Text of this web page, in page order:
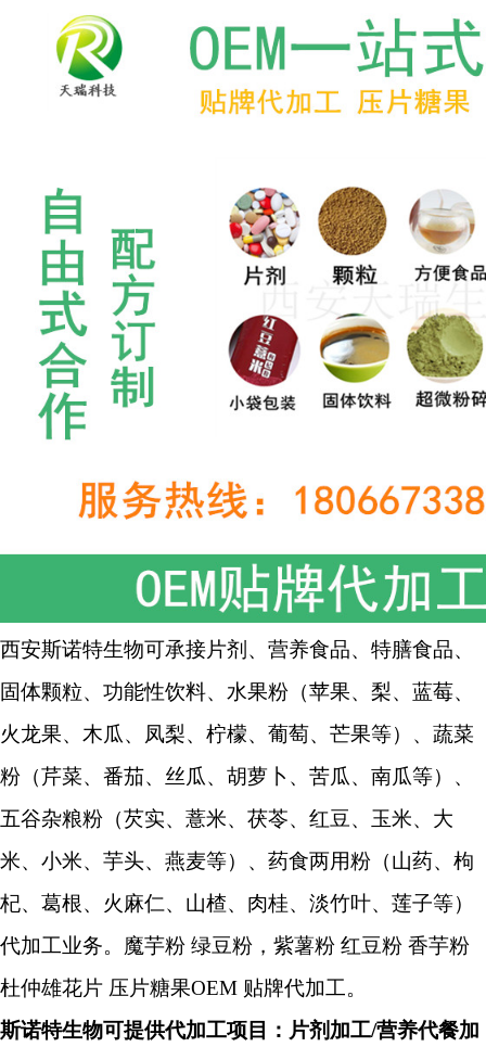
西安斯诺特生物可承接片剂、营养食品、特膳食品、
固体颗粒、功能性饮料、水果粉（苹果、梨、蓝莓、
火龙果、木瓜、凤梨、柠檬、葡萄、芒果等）、蔬菜
粉（芹菜、番茄、丝瓜、胡萝卜、苦瓜、南瓜等）、
五谷杂粮粉（芡实、薏米、茯苓、红豆、玉米、大
米、小米、芋头、燕麦等）、药食两用粉（山药、枸
杞、葛根、火麻仁、山楂、肉桂、淡竹叶、莲子等）
代加工业务。 魔芋粉 绿豆粉，紫薯粉 红豆粉 香芋粉
杜仲雄花片 压片糖果OEM 贴牌代加工。
斯诺特生物可提供代加工项目：片剂加工/营养代餐加